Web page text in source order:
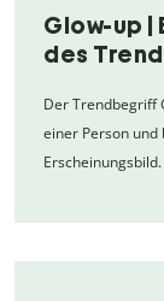
Glow-up |
des
Der Trendbegriff
einer Person
Erscheinungsbild.